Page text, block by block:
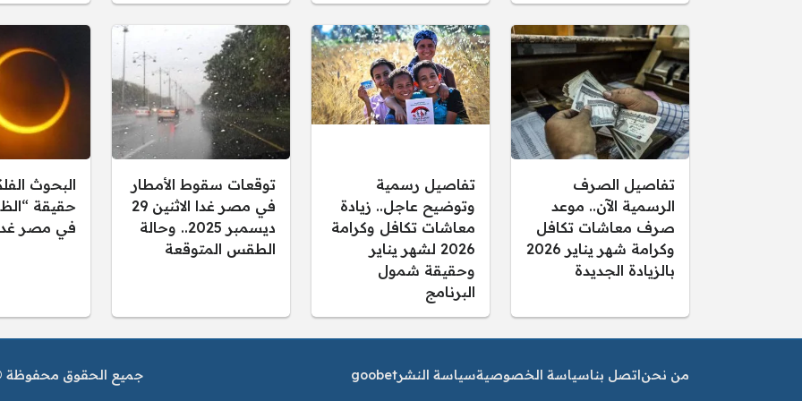
تفاصيل الصرف
الرسمية الآن.. موعد
صرف معاشات تكافل
وكرامة شهر يناير 2026
بالزيادة الجديدة
تفاصيل رسمية
وتوضيح عاجل.. زيادة
معاشات تكافل وكرامة
2026 لشهر يناير
وحقيقة شمول
البرنامج
توقعات سقوط الأمطار
في مصر غدا الاثنين 29
ديسمبر 2025.. وحالة
الطقس المتوقعة
البحوث
حقيقة
في مصر
من نحن اتصل بناسياسة الخصوصيةسياسة النشرgoobet جميع الحقوق محفوظة ©